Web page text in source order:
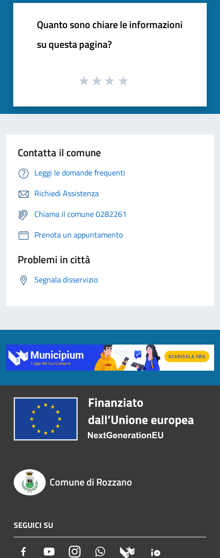
Quanto sono chiare le informazioni
su questa pagina?
Contatta il comune
Leggi le domande frequenti
Richiedi Assistenza
Chiama il comune 0282261
Prenota un appuntamento
Problemi in città
Segnala disservizio
Comune di Rozzano
SEGUICI SU
Facebook YoutubeInstagram Whatsapp